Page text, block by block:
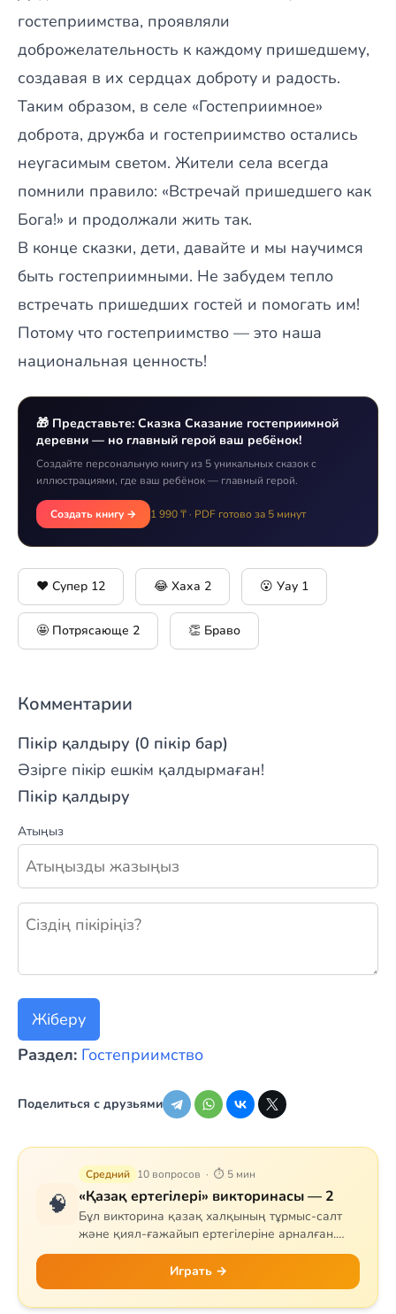
гостеприимства, проявляли
доброжелательность к каждому пришедшему,
создавая в их сердцах доброту и радость.
Таким образом, в селе «Гостеприимное»
доброта, дружба и гостеприимство остались
неугасимым светом. Жители села всегда
помнили правило: «Встречай пришедшего как
Бога!» и продолжали жить так.
В конце сказки, дети, давайте и мы научимся
быть гостеприимными. Не забудем тепло
встречать пришедших гостей и помогать им!
Потому что гостеприимство — это наша
национальная ценность!
🎁 Представьте: Сказка Сказание гостеприимной
деревни — но главный герой ваш ребёнок!
Создайте персональную книгу из 5 уникальных сказок с
иллюстрациями, где ваш ребёнок — главный герой.
Создать книгу → 1 990 ₸ · PDF готово за 5 минут
❤️ Супер 12 😂 Хаха 2 😮 Уау 1
🤩 Потрясающе 2 👏 Браво
Комментарии
Пікір қалдыру (0 пікір бар)
Әзірге пікір ешкім қалдырмаған!
Пікір қалдыру
Атыңыз
Жаңа пікір қалдыру
Жіберу
Раздел: Гостеприимство
Поделиться с друзьями
🧠
Средний 10 вопросов · ⏱ 5 мин
«Қазақ ертегілері» викторинасы — 2
Бұл викторина қазақ халқының тұрмыс-салт
және қиял-ғажайып ертегілеріне арналған.
Сұрақтар тапқыр Тазша Бала, дана Аяз би,
шешен Жиренше, «Алтын сақа», «Күн
астындағы Күнікей қыз» және «Ақ ниет пен
Қара ниет» ертегілерін қамтиды. 10 сұрақ, бір
Играть →